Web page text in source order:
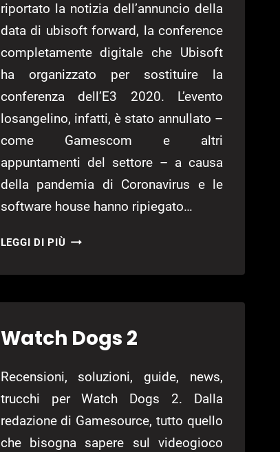
riportato la notizia dell’annuncio della
data di ubisoft forward, la conference
completamente digitale che Ubisoft
ha organizzato per sostituire la
conferenza dell’E3 2020. L’evento
losangelino, infatti, è stato annullato –
come Gamescom e altri
appuntamenti del settore – a causa
della pandemia di Coronavirus e le
software house hanno ripiegato…
LEGGI DI PIÙ WATCH
2
DI
FORWARD
Watch Dogs 2
Recensioni, soluzioni, guide, news,
trucchi per Watch Dogs 2. Dalla
redazione di Gamesource, tutto quello
che bisogna sapere sul videogioco